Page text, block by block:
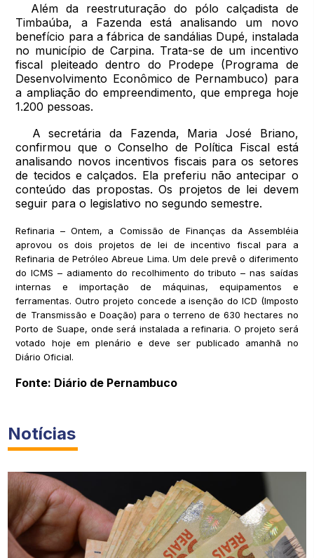
Além da reestruturação do pólo calçadista de
Timbaúba, a Fazenda está analisando um novo
benefício para a fábrica de sandálias Dupé, instalada
no município de Carpina. Trata-se de um incentivo
fiscal pleiteado dentro do Prodepe (Programa de
Desenvolvimento Econômico de Pernambuco) para
a ampliação do empreendimento, que emprega hoje
1.200 pessoas.
A secretária da Fazenda, Maria José Briano,
confirmou que o Conselho de Política Fiscal está
analisando novos incentivos fiscais para os setores
de tecidos e calçados. Ela preferiu não antecipar o
conteúdo das propostas. Os projetos de lei devem
seguir para o legislativo no segundo semestre.
Refinaria – Ontem, a Comissão de Finanças da Assembléia
aprovou os dois projetos de lei de incentivo fiscal para a
Refinaria de Petróleo Abreue Lima. Um dele prevê o diferimento
do ICMS – adiamento do recolhimento do tributo – nas saídas
internas e importação de máquinas, equipamentos e
ferramentas. Outro projeto concede a isenção do ICD (Imposto
de Transmissão e Doação) para o terreno de 630 hectares no
Porto de Suape, onde será instalada a refinaria. O projeto será
votado hoje em plenário e deve ser publicado amanhã no
Diário Oficial.
Fonte: Diário de Pernambuco
Notícias